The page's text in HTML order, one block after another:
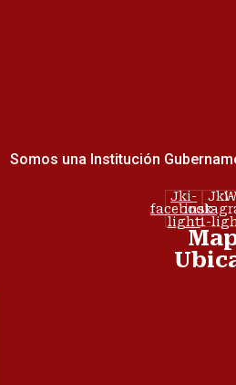
Somos una Institución
Jki-
facebook-
light
Jki-
1-